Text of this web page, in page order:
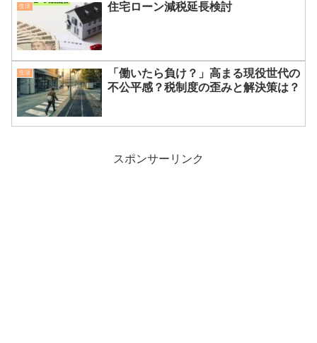
生活 住宅ローン減税延長検討
生活
「働いたら負け？」高まる現役世代の
不公平感？税制度の歪みと解決策は？
スポンサーリンク